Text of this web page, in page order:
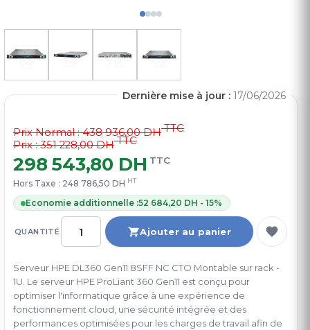
QUANTITÉ Ajouter au panier
Prix Normal :438 936,00 DHTTC
Prix : 351 228,00 DHTTC
298 543,80 DH TTC
Hors Taxe : 248 786,50 DH HT
Economie additionnelle :52 684,20 DH - 15%
Serveur HPE DL360 Gen11 8SFF NC CTO Montable sur rack -
1U. Le serveur HPE ProLiant 360 Gen11 est conçu pour
optimiser l'informatique grâce à une expérience de
fonctionnement cloud, une sécurité intégrée et des
performances optimisées pour les charges de travail afin de
Dernière mise à jour : 17/06/2026